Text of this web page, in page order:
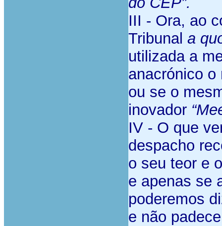
III - Ora, ao
Tribunal a
utilizada a
anacrónico o
ou se o
inovador
IV - O que
despacho
o seu teor e
e apenas se
poderemos
e não